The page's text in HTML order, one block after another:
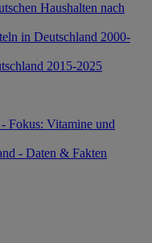
Haushalten nach
in Deutschland 2000-
2015-2025
Fokus: Vitamine und
- Daten & Fakten